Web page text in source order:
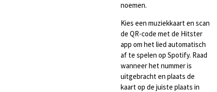
noemen.
Kies een muziekkaart en scan
de QR-code met de Hitster
app om het lied automatisch
af te spelen op Spotify. Raad
wanneer het nummer is
uitgebracht en plaats de
kaart op de juiste plaats in